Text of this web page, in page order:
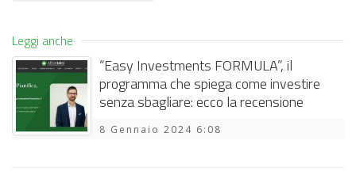
Leggi anche
“Easy Investments FORMULA”, il
programma che spiega come investire
senza sbagliare: ecco la recensione
8 Gennaio 2024 6:08